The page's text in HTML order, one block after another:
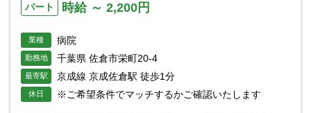
パート 時給 ～ 2,200円
業種 病院
勤務地 千葉県 佐倉市栄町20-4
最寄駅 京成線 京成佐倉駅 徒歩1分
休日 ※ご希望条件でマッチするかご確認いたします